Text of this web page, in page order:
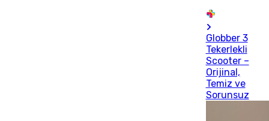
Globber 3
Tekerlekli
Scooter –
Orijinal,
Temiz ve
Sorunsuz